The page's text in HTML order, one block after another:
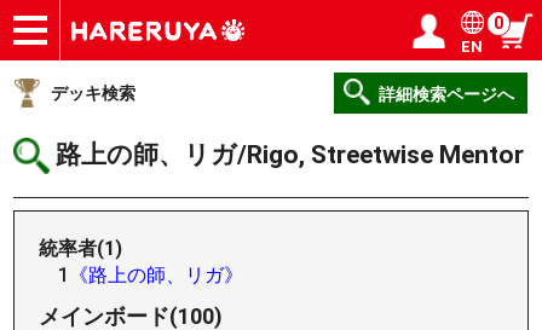
ショップ
買取
記事
デッキ検索
デッキ構築
選手一覧
店舗一覧
イベント
ヘルプ
お問い合わせ ログイン／会員登録
EN
0
デッキ検索 詳細検索ページへ
路上の師、リガ/Rigo, Streetwise Mentor
統率者(1)
1
《路上の師、リガ》
メインボード(100)